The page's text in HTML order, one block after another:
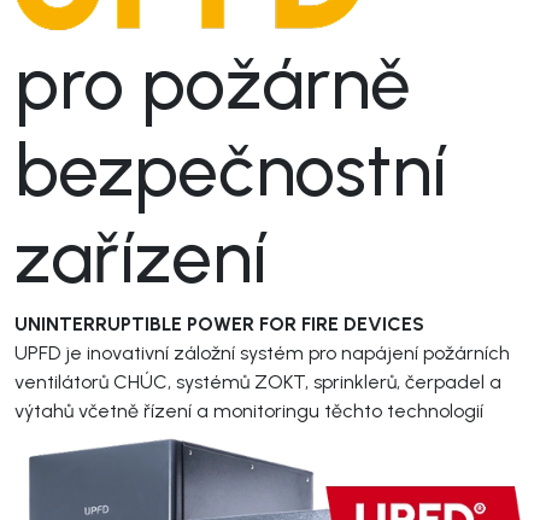
Softwarové
řešení
Technická
podpora
Projekční
Pronájem
motorgenerátorů
projekty
pro požárně
bezpečnostní
zařízení
UNINTERRUPTIBLE POWER FOR FIRE DEVICES
UPFD je inovativní záložní systém pro napájení požárních
ventilátorů CHÚC, systémů ZOKT, sprinklerů, čerpadel a
výtahů včetně řízení a monitoringu těchto technologií